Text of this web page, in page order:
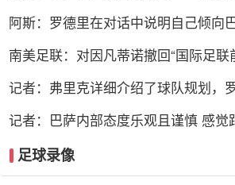
阿斯：罗德里在对话中说明自己倾向
南美足联：对因凡蒂诺撤回“国际足联
记者：弗里克详细介绍了球队规划，
记者：巴萨内部态度乐观且谨慎 感觉
足球录像